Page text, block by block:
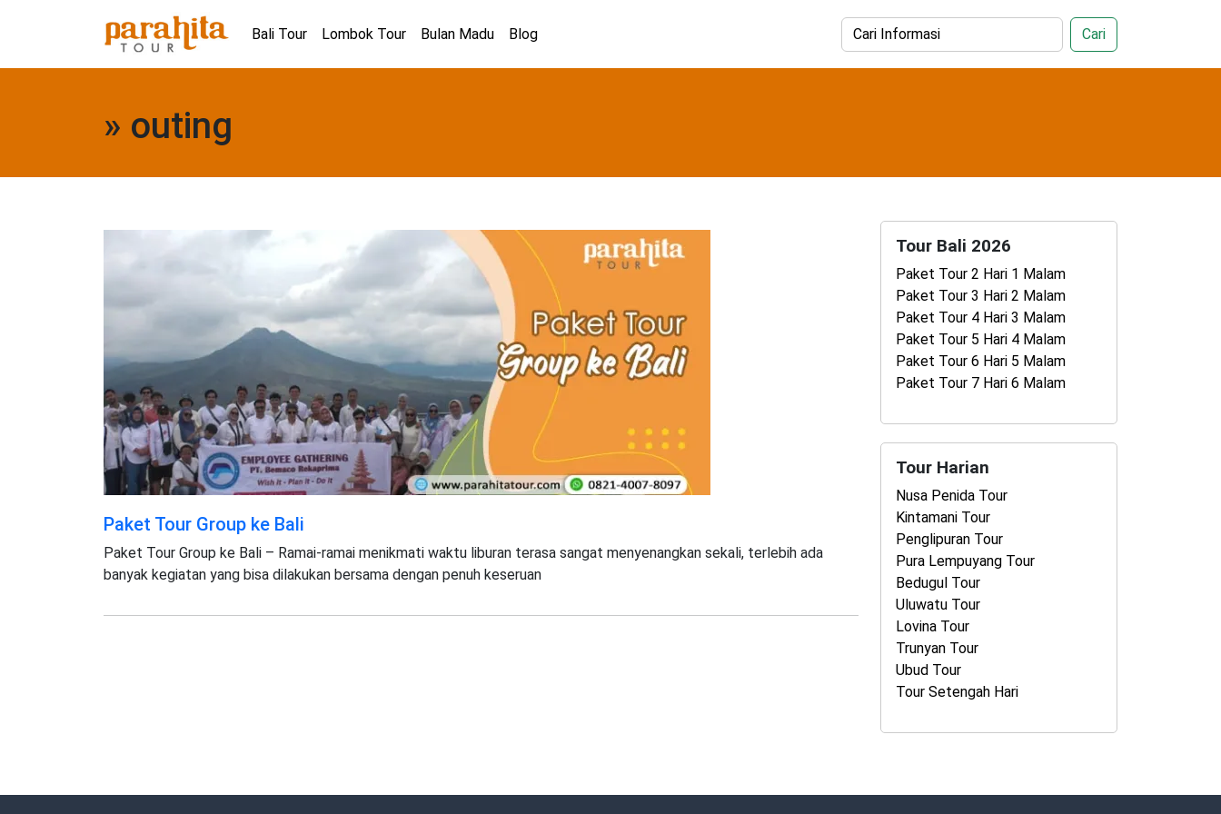
Bali Tour Lombok Tour Bulan Madu Blog Cari
» outing
Paket Tour Group ke Bali
Paket Tour Group ke Bali – Ramai-ramai menikmati waktu liburan terasa sangat menyenangkan sekali, terlebih ada
banyak kegiatan yang bisa dilakukan bersama dengan penuh keseruan
Tour Bali 2026
Paket Tour 2 Hari 1 Malam
Paket Tour 3 Hari 2 Malam
Paket Tour 4 Hari 3 Malam
Paket Tour 5 Hari 4 Malam
Paket Tour 6 Hari 5 Malam
Paket Tour 7 Hari 6 Malam
Tour Harian
Nusa Penida Tour
Kintamani Tour
Penglipuran Tour
Pura Lempuyang Tour
Bedugul Tour
Uluwatu Tour
Lovina Tour
Trunyan Tour
Ubud Tour
Tour Setengah Hari